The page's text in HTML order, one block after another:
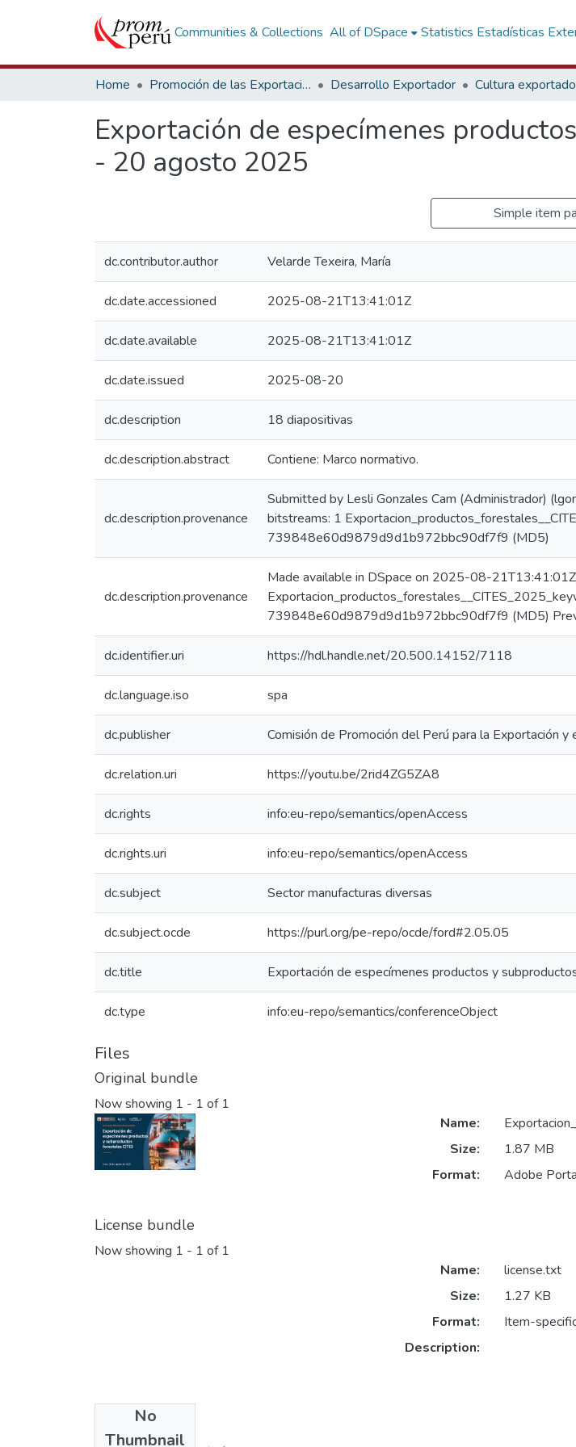
Communities & Collections All of DSpace Statistics Estadísticas
Home Promoción de las Exportaciones Desarrollo Exportador Cultura
Exportación de especímenes
- 20 agosto 2025
Simple item
dc.contributor.author Velarde Texeira, María
dc.date.accessioned 2025-08-21T13:41:01Z
dc.date.available 2025-08-21T13:41:01Z
dc.date.issued 2025-08-20
dc.description 18 diapositivas
dc.description.abstract Contiene: Marco normativo.
dc.description.provenance
Submitted by Lesli Gonzales Cam (Administrador)
bitstreams: 1
739848e60d9879d9d1b972bbc90df7f9 (MD5)
dc.description.provenance
Made available in DSpace on 2025-08-
739848e60d9879d9d1b972bbc90df7f9 (MD5)
dc.identifier.uri https://hdl.handle.net/20.500.14152/7118
dc.language.iso spa
dc.publisher Comisión de Promoción del Perú para la Exportación y
dc.relation.uri https://youtu.be/2rid4ZG5ZA8
dc.rights info:eu-repo/semantics/openAccess
dc.rights.uri info:eu-repo/semantics/openAccess
dc.subject Sector manufacturas diversas
dc.subject.ocde https://purl.org/pe-repo/ocde/ford#2.05.05
dc.title Exportación de especímenes productos y
dc.type info:eu-repo/semantics/conferenceObject
Files
Original bundle
Now showing 1 - 1 of 1
Name:
Size:
1.87 MB
Format:
Adobe
License bundle
Now showing 1 - 1 of 1
No
Thumbnail
Name:
license.txt
Size:
1.27 KB
Format:
Item-
Description:
Collections